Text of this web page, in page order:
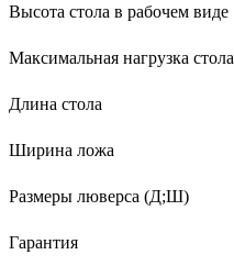
Высота стола в рабочем виде
Максимальная нагрузка стола
Длина стола
Ширина ложа
Размеры люверса (Д;Ш)
Гарантия